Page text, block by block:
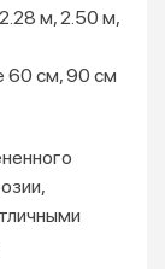
м, 2.50 м,
60 см, 90 см